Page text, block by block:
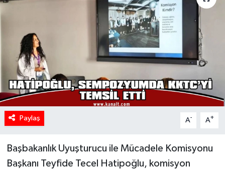
Paylaş A- A+
Başbakanlık Uyuşturucu ile Mücadele Komisyonu
Başkanı Teyfide Tecel Hatipoğlu, komisyon